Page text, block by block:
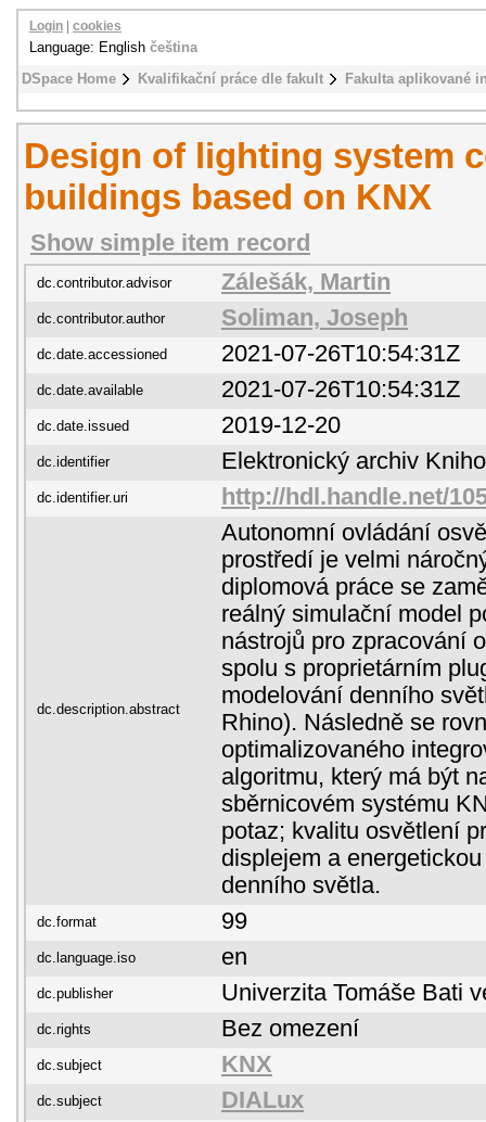
DSpace Home Kvalifikační práce dle fakult Fakulta aplikované
Login cookies
Language: English čeština
Design of lighting system
buildings based on KNX
Show simple item record
dc.contributor.advisor Zálešák, Martin
dc.contributor.author Soliman, Joseph
dc.date.accessioned 2021-07-26T10:54:31Z
dc.date.available 2021-07-26T10:54:31Z
dc.date.issued 2019-12-20
dc.identifier Elektronický archiv
dc.identifier.uri http://hdl.handle.net/
dc.description.abstract
Autonomní ovládání
prostředí je velmi
diplomová práce se
reálný simulační model
nástrojů pro zpracování
spolu s proprietárním
modelování denního
Rhino). Následně se
optimalizovaného
algoritmu, který má být
sběrnicovém systému
potaz; kvalitu osvětlení
displejem a
denního světla.
dc.format 99
dc.language.iso en
dc.publisher Univerzita Tomáše Bati
dc.rights Bez omezení
dc.subject KNX
dc.subject DIALux